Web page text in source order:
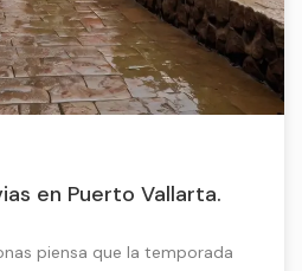
en Puerto Vallarta.
piensa que la temporada